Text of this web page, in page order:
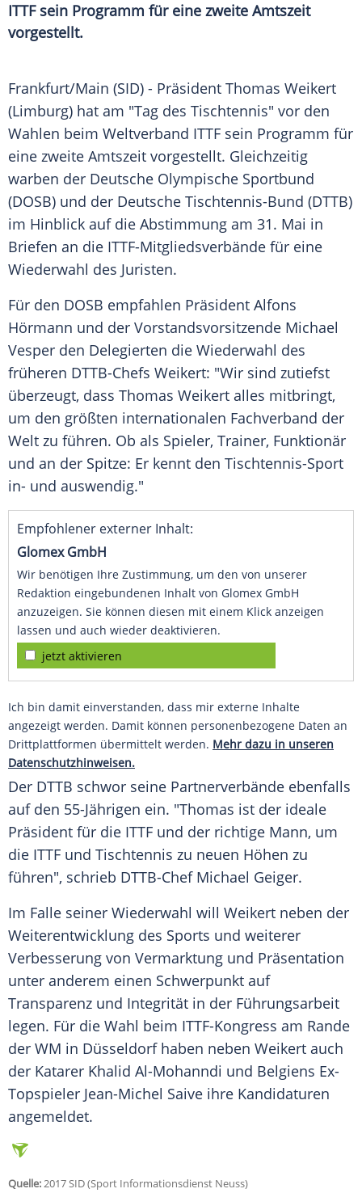
ITTF sein Programm für eine zweite Amtszeit
vorgestellt.
Frankfurt/Main (SID) - Präsident Thomas Weikert
(Limburg) hat am "Tag des Tischtennis" vor den
Wahlen beim Weltverband ITTF sein Programm für
eine zweite Amtszeit vorgestellt. Gleichzeitig
warben der Deutsche Olympische Sportbund
(DOSB) und der Deutsche Tischtennis-Bund (DTTB)
im Hinblick auf die Abstimmung am 31. Mai in
Briefen an die ITTF-Mitgliedsverbände für eine
Wiederwahl des Juristen.
Für den DOSB empfahlen Präsident Alfons
Hörmann und der Vorstandsvorsitzende Michael
Vesper den Delegierten die Wiederwahl des
früheren DTTB-Chefs Weikert: "Wir sind zutiefst
überzeugt, dass Thomas Weikert alles mitbringt,
um den größten internationalen Fachverband der
Welt zu führen. Ob als Spieler, Trainer, Funktionär
und an der Spitze: Er kennt den Tischtennis-Sport
in- und auswendig."
Empfohlener externer Inhalt:
Glomex GmbH
Wir benötigen Ihre Zustimmung, um den von unserer
Redaktion eingebundenen Inhalt von Glomex GmbH
anzuzeigen. Sie können diesen mit einem Klick anzeigen
lassen und auch wieder deaktivieren.
jetzt aktivieren
Ich bin damit einverstanden, dass mir externe Inhalte
angezeigt werden. Damit können personenbezogene Daten an
Drittplattformen übermittelt werden. Mehr dazu in unseren
Datenschutzhinweisen.
Der DTTB schwor seine Partnerverbände ebenfalls
auf den 55-Jährigen ein. "Thomas ist der ideale
Präsident für die ITTF und der richtige Mann, um
die ITTF und Tischtennis zu neuen Höhen zu
führen", schrieb DTTB-Chef Michael Geiger.
Im Falle seiner Wiederwahl will Weikert neben der
Weiterentwicklung des Sports und weiterer
Verbesserung von Vermarktung und Präsentation
unter anderem einen Schwerpunkt auf
Transparenz und Integrität in der Führungsarbeit
legen. Für die Wahl beim ITTF-Kongress am Rande
der WM in Düsseldorf haben neben Weikert auch
der Katarer Khalid Al-Mohanndi und Belgiens Ex-
Topspieler Jean-Michel Saive ihre Kandidaturen
angemeldet.
Quelle:2017 SID (Sport Informationsdienst Neuss)